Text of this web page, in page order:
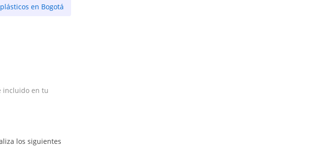
en Bogotá
incluido en tu
los siguientes